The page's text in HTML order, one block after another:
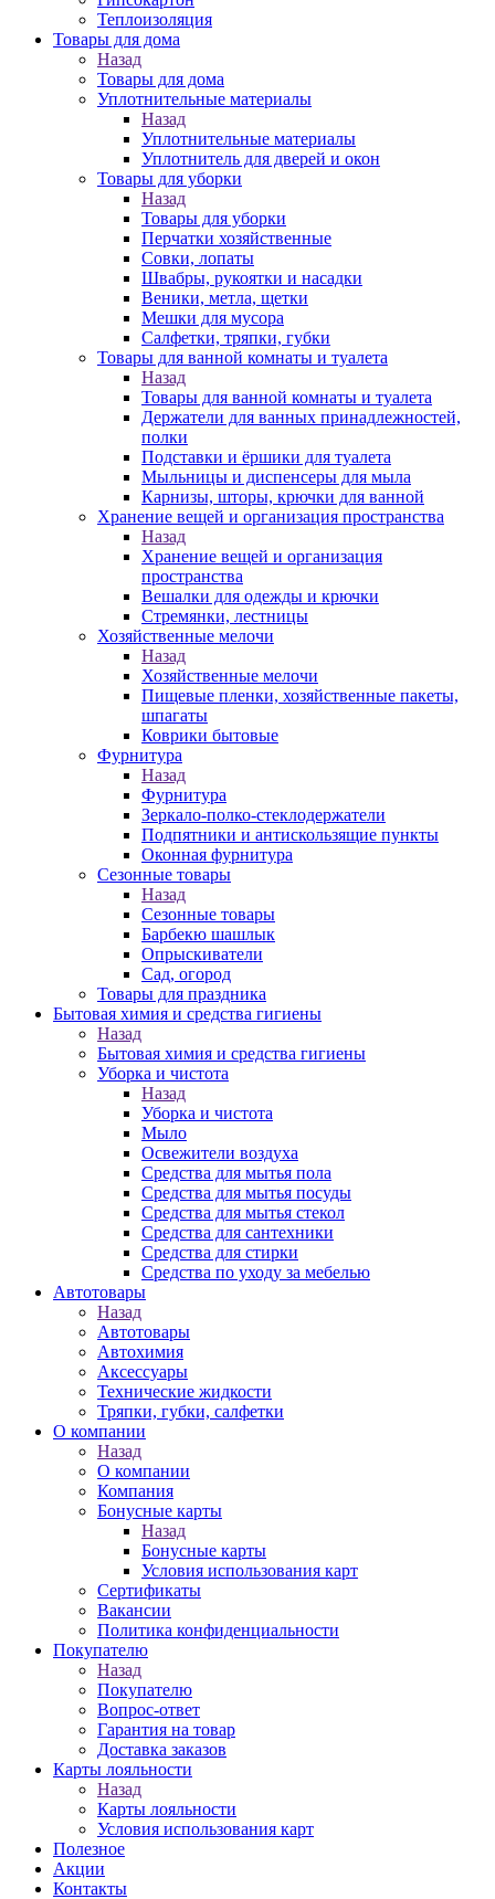
Теплоизоляция
Товары для дома
Назад
Товары для дома
Уплотнительные материалы
Назад
Уплотнительные материалы
Уплотнитель для дверей и окон
Товары для уборки
Назад
Товары для уборки
Перчатки хозяйственные
Совки, лопаты
Швабры, рукоятки и насадки
Веники, метла, щетки
Мешки для мусора
Салфетки, тряпки, губки
Товары для ванной комнаты и туалета
Назад
Товары для ванной комнаты и туалета
Держатели для ванных принадлежностей,
полки
Подставки и ёршики для туалета
Мыльницы и диспенсеры для мыла
Карнизы, шторы, крючки для ванной
Хранение вещей и организация пространства
Назад
Хранение вещей и организация
пространства
Вешалки для одежды и крючки
Стремянки, лестницы
Хозяйственные мелочи
Назад
Хозяйственные мелочи
Пищевые пленки, хозяйственные пакеты,
шпагаты
Коврики бытовые
Фурнитура
Назад
Фурнитура
Зеркало-полко-стеклодержатели
Подпятники и антискользящие пункты
Оконная фурнитура
Сезонные товары
Назад
Сезонные товары
Барбекю шашлык
Опрыскиватели
Сад, огород
Товары для праздника
Бытовая химия и средства гигиены
Назад
Бытовая химия и средства гигиены
Уборка и чистота
Назад
Уборка и чистота
Мыло
Освежители воздуха
Средства для мытья пола
Средства для мытья посуды
Средства для мытья стекол
Средства для сантехники
Средства для стирки
Средства по уходу за мебелью
Автотовары
Назад
Автотовары
Автохимия
Аксессуары
Технические жидкости
Тряпки, губки, салфетки
О компании
Назад
О компании
Компания
Бонусные карты
Назад
Бонусные карты
Условия использования карт
Сертификаты
Вакансии
Политика конфиденциальности
Покупателю
Назад
Покупателю
Вопрос-ответ
Гарантия на товар
Доставка заказов
Карты лояльности
Назад
Карты лояльности
Условия использования карт
Полезное
Акции
Контакты